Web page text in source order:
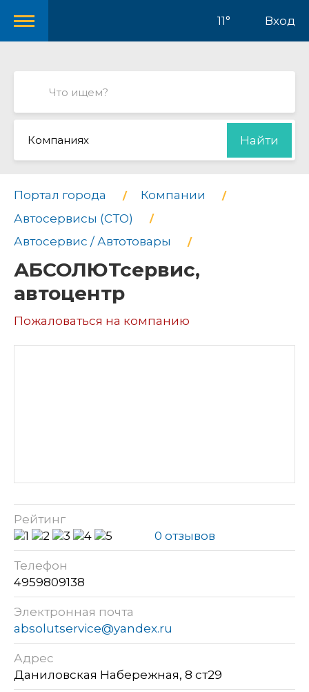
11° Вход
Компаниях Найти
Портал города
Компании
Автосервисы (СТО)
Автосервис / Автотовары
АБСОЛЮТсервис,
автоцентр
Пожаловаться на компанию
Рейтинг
0 отзывов
Телефон
4959809138
Электронная почта
absolutservice@yandex.ru
Адрес
Даниловская Набережная, 8 ст29